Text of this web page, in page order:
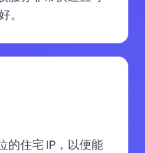
。
的住宅 IP，以便能